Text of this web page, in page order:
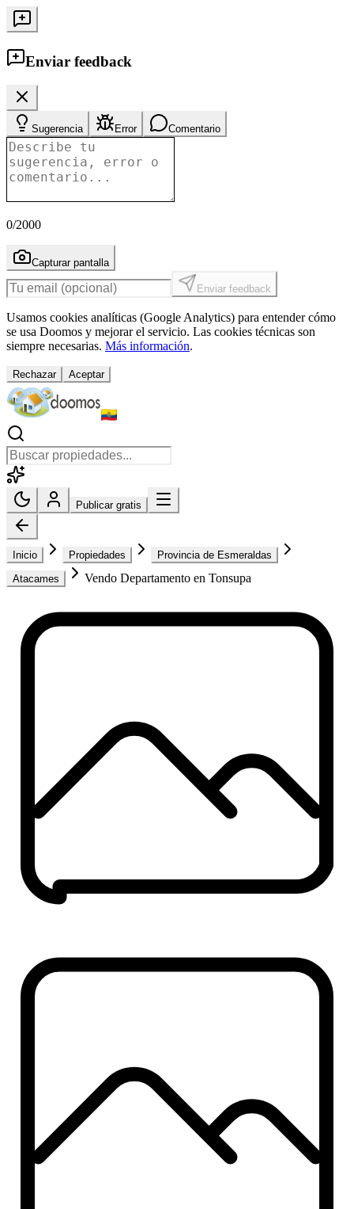
Enviar feedback
Sugerencia Error Comentario
0/2000
Capturar pantalla
Enviar feedback
Usamos cookies analíticas (Google Analytics) para entender cómo
se usa Doomos y mejorar el servicio. Las cookies técnicas son
siempre necesarias. Más información.
Rechazar Aceptar
Publicar gratis
Inicio Propiedades
Provincia de Esmeraldas
Atacames
Vendo Departamento en Tonsupa